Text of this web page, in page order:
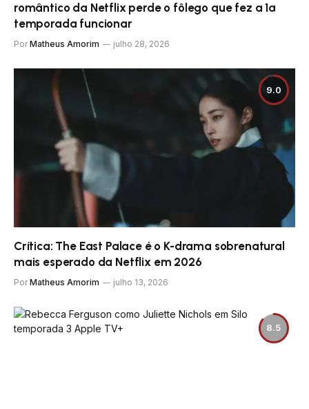
romântico da Netflix perde o fôlego que fez a 1ª
temporada funcionar
Por Matheus Amorim julho 28, 2026
9.0
Crítica: The East Palace é o K-drama sobrenatural
mais esperado da Netflix em 2026
Por Matheus Amorim julho 13, 2026
8.5